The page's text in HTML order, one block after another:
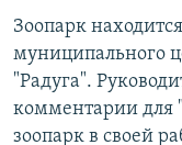
Зоопарк
муниципального
"Радуга".
комментарии для
зоопарк в своей